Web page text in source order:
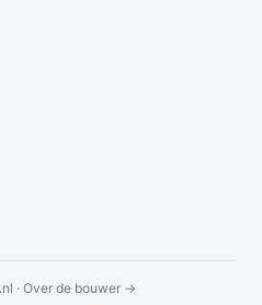
· Over de bouwer →